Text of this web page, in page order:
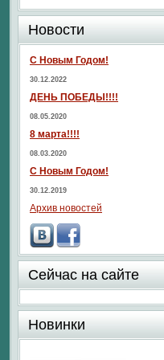
Новости
С Новым Годом!
30.12.2022
ДЕНЬ ПОБЕДЫ!!!!
08.05.2020
8 марта!!!!
08.03.2020
С Новым Годом!
30.12.2019
Архив новостей
Сейчас на сайте
Новинки